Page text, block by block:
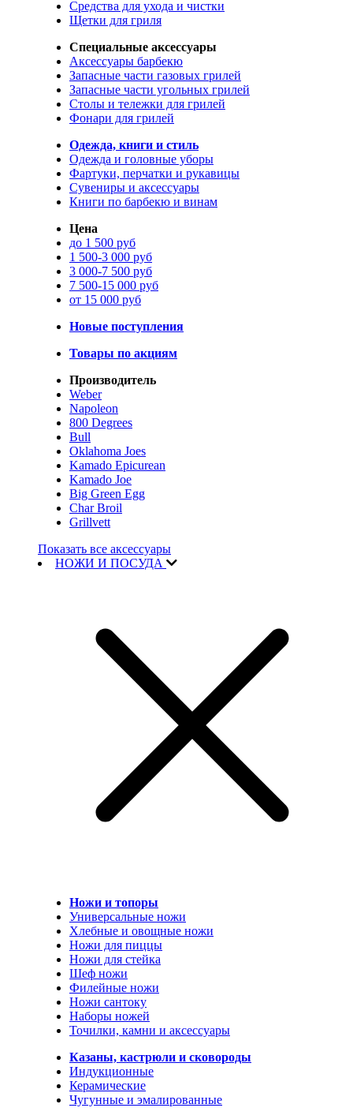
Средства для ухода и чистки
Щетки для гриля
Специальные аксессуары
Аксессуары барбекю
Запасные части газовых грилей
Запасные части угольных грилей
Столы и тележки для грилей
Фонари для грилей
Одежда, книги и стиль
Одежда и головные уборы
Фартуки, перчатки и рукавицы
Сувениры и аксессуары
Книги по барбекю и винам
Цена
до 1 500 руб
1 500-3 000 руб
3 000-7 500 руб
7 500-15 000 руб
от 15 000 руб
Новые поступления
Товары по акциям
Производитель
Weber
Napoleon
800 Degrees
Bull
Oklahoma Joes
Kamado Epicurean
Kamado Joe
Big Green Egg
Char Broil
Grillvett
Показать все аксессуары
НОЖИ И ПОСУДА
Ножи и топоры
Универсальные ножи
Хлебные и овощные ножи
Ножи для пиццы
Ножи для стейка
Шеф ножи
Филейные ножи
Ножи сантоку
Наборы ножей
Точилки, камни и аксессуары
Казаны, кастрюли и сковороды
Индукционные
Керамические
Чугунные и эмалированные